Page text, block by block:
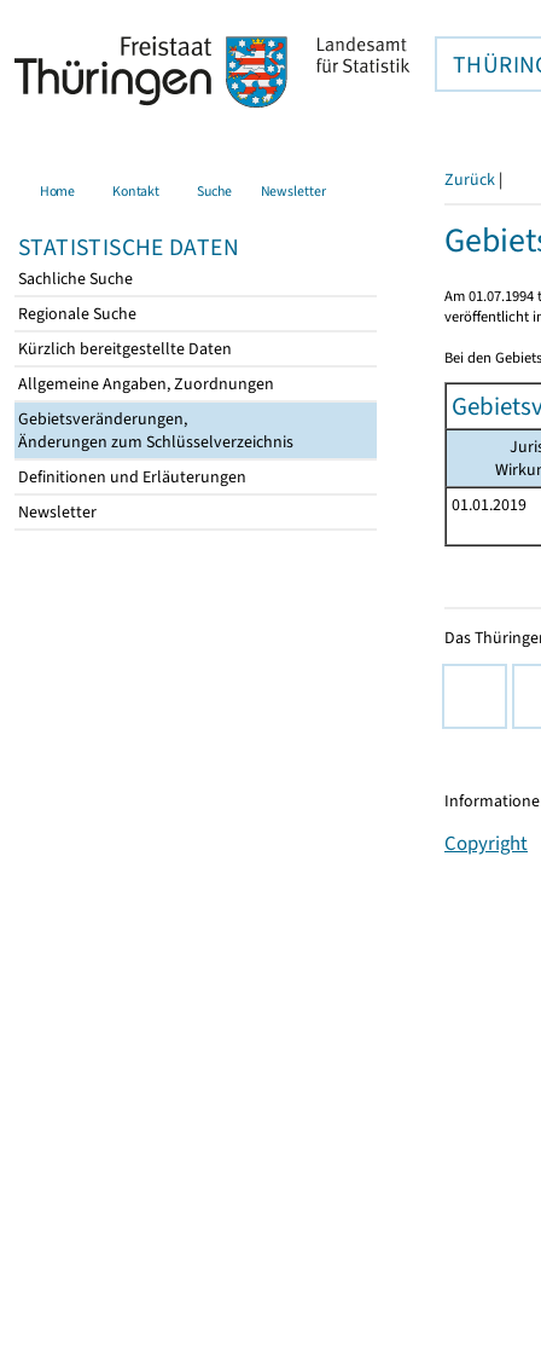
Home Kontakt Suche Newsletter
STATISTISCHE DATEN
Sachliche Suche
Regionale Suche
Kürzlich bereitgestellte Daten
Allgemeine Angaben, Zuordnungen
Gebietsveränderungen,
Änderungen zum Schlüsselverzeichnis
Definitionen und Erläuterungen
Newsletter
Zurück |
Am
veröffentlicht
Bei den
01.01.2019
Das
Copyright